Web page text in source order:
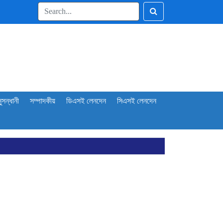
সম্পাদকীয় ডিএসই লেনদেন সিএসই লেনদেন
রোল্ড স্টিল